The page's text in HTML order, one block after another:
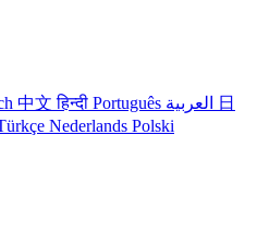
中文हिन्दी Português
日
Nederlands Polski